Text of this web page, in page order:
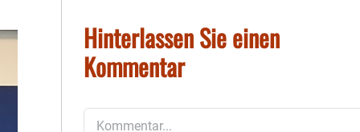
Hinterlassen Sie einen
Kommentar